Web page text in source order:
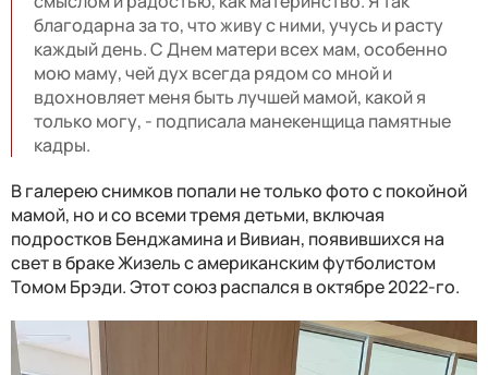
благодарна за то, что живу с ними, учусь и расту
каждый день. С Днем матери всех мам, особенно
мою маму, чей дух всегда рядом со мной и
вдохновляет меня быть лучшей мамой, какой я
только могу, - подписала манекенщица памятные
кадры.
В галерею снимков попали не только фото с покойной
мамой, но и со всеми тремя детьми, включая
подростков Бенджамина и Вивиан, появившихся на
свет в браке Жизель с американским футболистом
Томом Брэди. Этот союз распался в октябре 2022-го.